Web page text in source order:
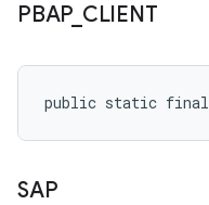
PBAP_ CLIENT
public static final
SAP